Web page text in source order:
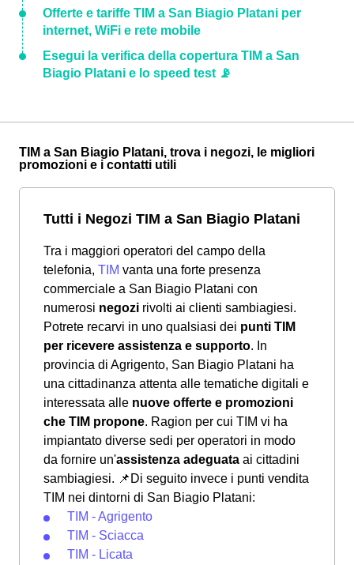
Offerte e tariffe TIM a San Biagio Platani per
internet, WiFi e rete mobile
Esegui la verifica della copertura TIM a San
Biagio Platani e lo speed test 📡
TIM a San Biagio Platani, trova i negozi, le migliori
promozioni e i contatti utili
Tutti i Negozi TIM a San Biagio Platani
Tra i maggiori operatori del campo della
telefonia, TIM vanta una forte presenza
commerciale a San Biagio Platani con
numerosi negozi rivolti ai clienti sambiagiesi.
Potrete recarvi in uno qualsiasi dei punti TIM
per ricevere assistenza e supporto. In
provincia di Agrigento, San Biagio Platani ha
una cittadinanza attenta alle tematiche digitali e
interessata alle nuove offerte e promozioni
che TIM propone. Ragion per cui TIM vi ha
impiantato diverse sedi per operatori in modo
da fornire un'assistenza adeguata ai cittadini
sambiagiesi. 📌Di seguito invece i punti vendita
TIM nei dintorni di San Biagio Platani:
TIM - Agrigento
TIM - Sciacca
TIM - Licata